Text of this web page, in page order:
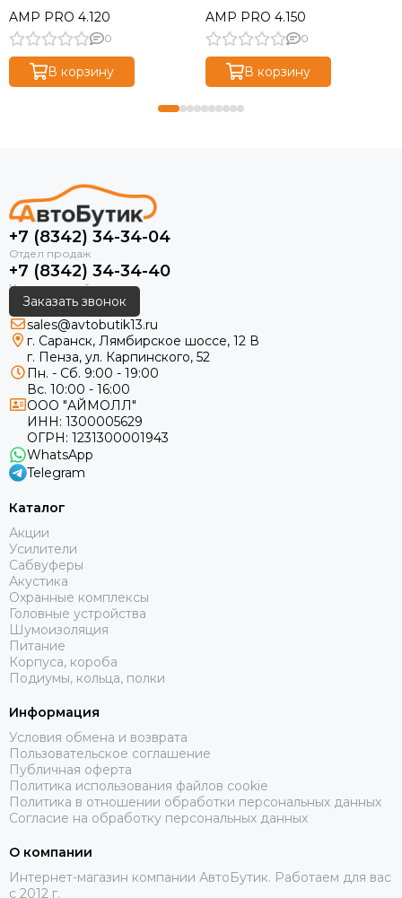
AMP PRO 4.120
0
В корзину
AMP PRO 4.150
0
В корзину
+7 (8342) 34-34-04
+7 (8342) 34-34-40
Заказать звонок
sales@avtobutik13.ru
г. Саранск, Лямбирское шоссе, 12 В
г. Пенза, ул. Карпинского, 52
Пн. - Сб. 9:00 - 19:00
Вс. 10:00 - 16:00
ООО "АЙМОЛЛ"
ИНН: 1300005629
ОГРН: 1231300001943
WhatsApp
Telegram
Каталог
Акции
Усилители
Сабвуферы
Акустика
Охранные комплексы
Головные устройства
Шумоизоляция
Питание
Корпуса, короба
Подиумы, кольца, полки
Информация
Условия обмена и возврата
Пользовательское соглашение
Публичная оферта
Политика использования файлов cookie
Политика в отношении обработки персональных данных
Согласие на обработку персональных данных
О компании
Интернет-магазин компании АвтоБутик. Работаем для вас
с 2012 г.